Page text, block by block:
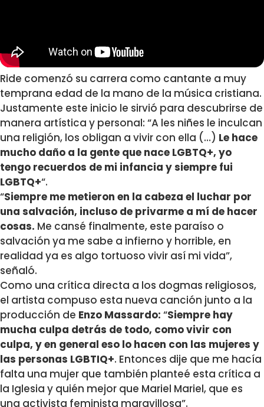
Ride comenzó su carrera como cantante a muy
temprana edad de la mano de la música cristiana.
Justamente este inicio le sirvió para descubrirse de
manera artística y personal: “A les niñes le inculcan
una religión, los obligan a vivir con ella (…) Le hace
mucho daño a la gente que nace LGBTQ+, yo
tengo recuerdos de mi infancia y siempre fui
LGBTQ+“.
“Siempre me metieron en la cabeza el luchar por
una salvación, incluso de privarme a mí de hacer
cosas. Me cansé finalmente, este paraíso o
salvación ya me sabe a infierno y horrible, en
realidad ya es algo tortuoso vivir así mi vida”,
señaló.
Como una crítica directa a los dogmas religiosos,
el artista compuso esta nueva canción junto a la
producción de Enzo Massardo: “Siempre hay
mucha culpa detrás de todo, como vivir con
culpa, y en general eso lo hacen con las mujeres y
las personas LGBTIQ+. Entonces dije que me hacía
falta una mujer que también planteé esta crítica a
la Iglesia y quién mejor que Mariel Mariel, que es
una activista feminista maravillosa”.